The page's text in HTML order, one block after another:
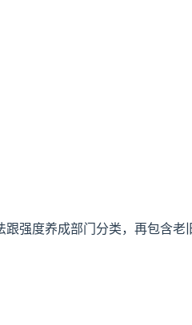
强度养成部门分类，再包含老